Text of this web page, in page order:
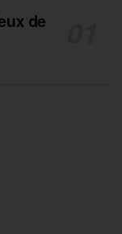
de